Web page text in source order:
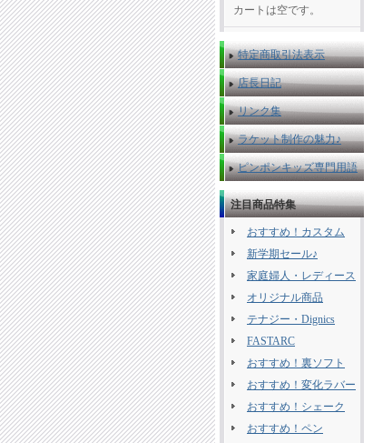
カートは空です。
特定商取引法表示
店長日記
リンク集
ラケット制作の魅力♪
ピンポンキッズ専門用語
注目商品特集
おすすめ！カスタム
新学期セール♪
家庭婦人・レディース
オリジナル商品
テナジー・Dignics
FASTARC
おすすめ！裏ソフト
おすすめ！変化ラバー
おすすめ！シェーク
おすすめ！ペン